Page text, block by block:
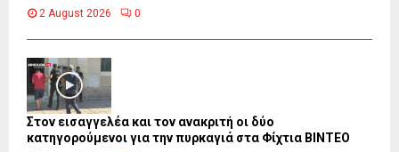
2 August 2026 0
Στον εισαγγελέα και τον ανακριτή οι δύο
κατηγορούμενοι για την πυρκαγιά στα Φίχτια ΒΙΝΤΕΟ